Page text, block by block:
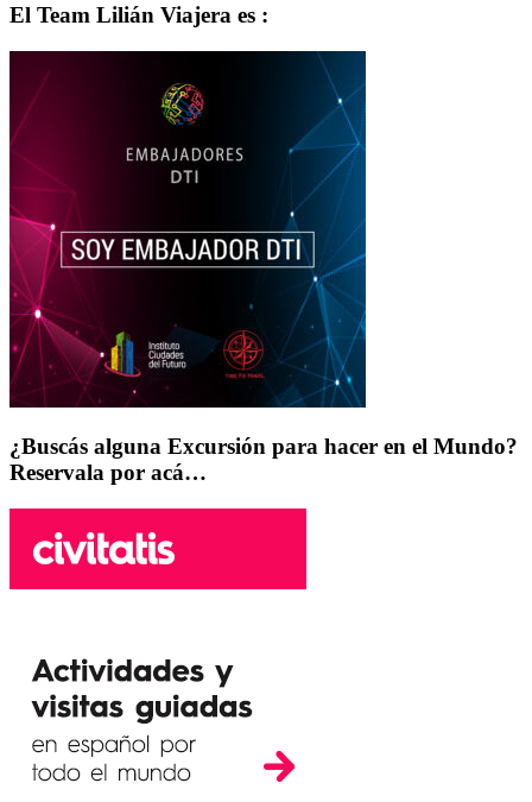
El Team Lilián Viajera es :
¿Buscás alguna Excursión para hacer en el Mundo?
Reservala por acá…